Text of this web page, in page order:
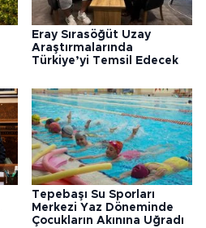
Eray Sırasöğüt Uzay
Araştırmalarında
Türkiye’yi Temsil Edecek
Tepebaşı Su Sporları
Merkezi Yaz Döneminde
Çocukların Akınına Uğradı